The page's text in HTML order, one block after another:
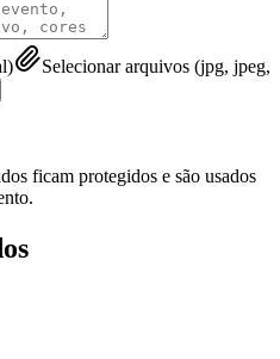
Selecionar arquivos (jpg, jpeg,
ficam protegidos e são usados